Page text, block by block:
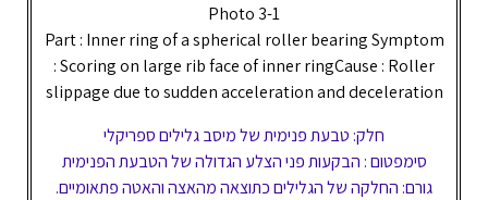
Photo 3-1
Part : Inner ring of a spherical roller bearing Symptom
: Scoring on large rib face of inner ringCause : Roller
slippage due to sudden acceleration and deceleration
חלק: טבעת פנימית של מיסב גלילים ספריקלי
סימפטום : הבקעות פני הצלע הגדולה של הטבעת הפנימית
גורם: החלקה של הגלילים כתוצאה מהאצה והאטה פתאומיים.